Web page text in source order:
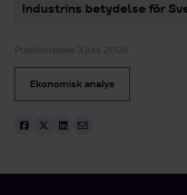
Industrins betydelse för
Publicerades 3 juni 2026
Ekonomisk analys